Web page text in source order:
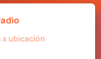
x ubicación